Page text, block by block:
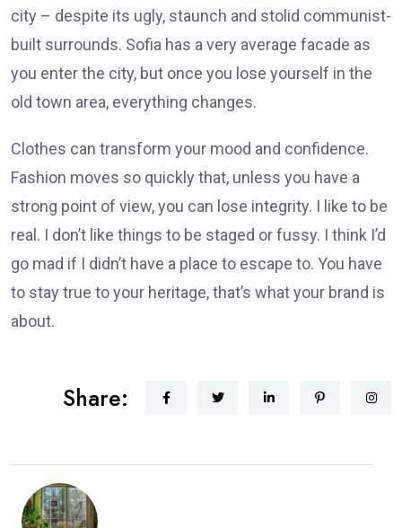
city – despite its ugly, staunch and stolid communist-
built surrounds. Sofia has a very average facade as
you enter the city, but once you lose yourself in the
old town area, everything changes.
Clothes can transform your mood and confidence.
Fashion moves so quickly that, unless you have a
strong point of view, you can lose integrity. I like to be
real. I don’t like things to be staged or fussy. I think I’d
go mad if I didn’t have a place to escape to. You have
to stay true to your heritage, that’s what your brand is
about.
Share: